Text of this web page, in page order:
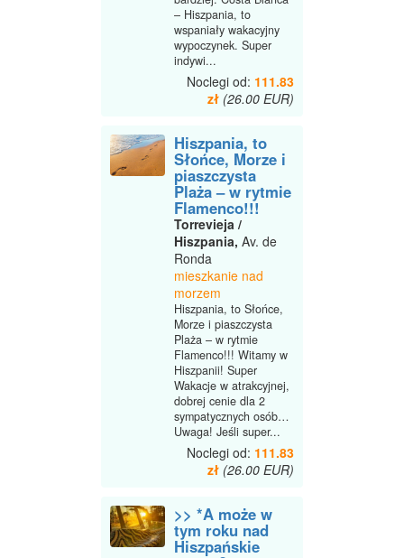
– Hiszpania, to
wspaniały wakacyjny
wypoczynek. Super
indywi...
Noclegi od: 111.83
zł (26.00 EUR)
Hiszpania, to
Słońce, Morze i
piaszczysta
Plaża – w rytmie
Flamenco!!!
Torrevieja /
Hiszpania, Av. de
Ronda
mieszkanie nad
morzem
Hiszpania, to Słońce,
Morze i piaszczysta
Plaża – w rytmie
Flamenco!!! Witamy w
Hiszpanii! Super
Wakacje w atrakcyjnej,
dobrej cenie dla 2
sympatycznych osób…
Uwaga! Jeśli super...
Noclegi od: 111.83
zł (26.00 EUR)
>> *A może w
tym roku nad
Hiszpańskie